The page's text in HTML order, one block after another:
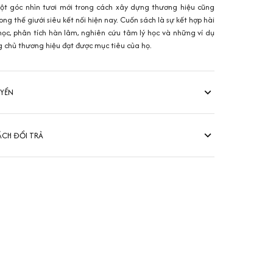
góc nhìn tươi mới trong cách xây dựng thương hiệu cũng
thế giưới siêu kết nối hiện nay. Cuốn sách là sự kết hợp hài
phân tích hàn lâm, nghiên cứu tâm lý học và những ví dụ
thương hiệu đạt được mục tiêu của họ.
ĐỔI TRẢ